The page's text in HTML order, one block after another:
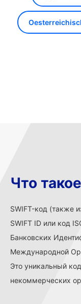
Что
SWIFT-код (также
SWIFT ID или код
Банковских
Международной
Это уникальный
некоммерческих